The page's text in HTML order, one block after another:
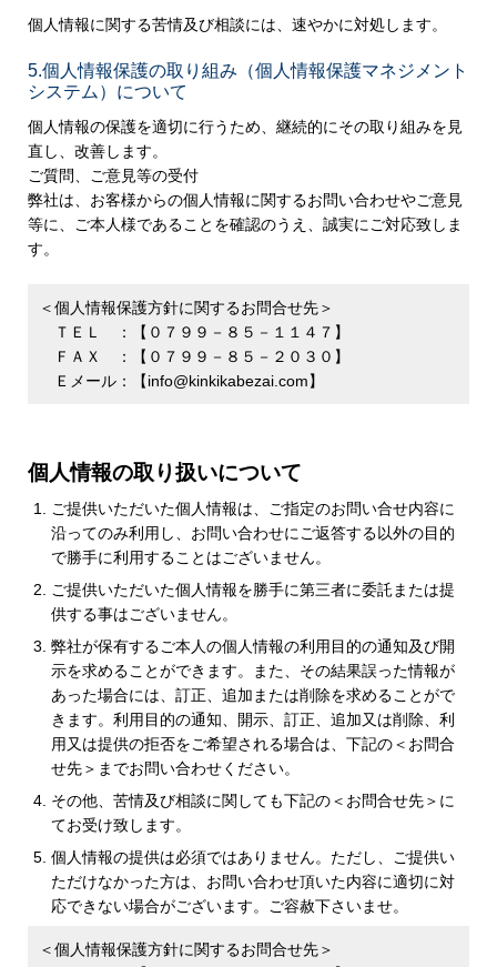
個人情報に関する苦情及び相談には、速やかに対処します。
5.個人情報保護の取り組み（個人情報保護マネジメント
システム）について
個人情報の保護を適切に行うため、継続的にその取り組みを見
直し、改善します。
ご質問、ご意見等の受付
弊社は、お客様からの個人情報に関するお問い合わせやご意見
等に、ご本人様であることを確認のうえ、誠実にご対応致しま
す。
＜個人情報保護方針に関するお問合せ先＞
ＴＥＬ ：【０７９９－８５－１１４７】
ＦＡＸ ：【０７９９－８５－２０３０】
Ｅメール：【info@kinkikabezai.com】
個人情報の取り扱いについて
ご提供いただいた個人情報は、ご指定のお問い合せ内容に
沿ってのみ利用し、お問い合わせにご返答する以外の目的
で勝手に利用することはございません。
ご提供いただいた個人情報を勝手に第三者に委託または提
供する事はございません。
弊社が保有するご本人の個人情報の利用目的の通知及び開
示を求めることができます。また、その結果誤った情報が
あった場合には、訂正、追加または削除を求めることがで
きます。利用目的の通知、開示、訂正、追加又は削除、利
用又は提供の拒否をご希望される場合は、下記の＜お問合
せ先＞までお問い合わせください。
その他、苦情及び相談に関しても下記の＜お問合せ先＞に
てお受け致します。
個人情報の提供は必須ではありません。ただし、ご提供い
ただけなかった方は、お問い合わせ頂いた内容に適切に対
応できない場合がございます。ご容赦下さいませ。
＜個人情報保護方針に関するお問合せ先＞